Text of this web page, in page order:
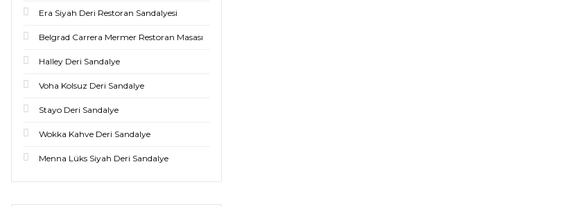
Era Siyah Deri Restoran Sandalyesi
Belgrad Carrera Mermer Restoran Masası
Halley Deri Sandalye
Voha Kolsuz Deri Sandalye
Stayo Deri Sandalye
Wokka Kahve Deri Sandalye
Menna Lüks Siyah Deri Sandalye